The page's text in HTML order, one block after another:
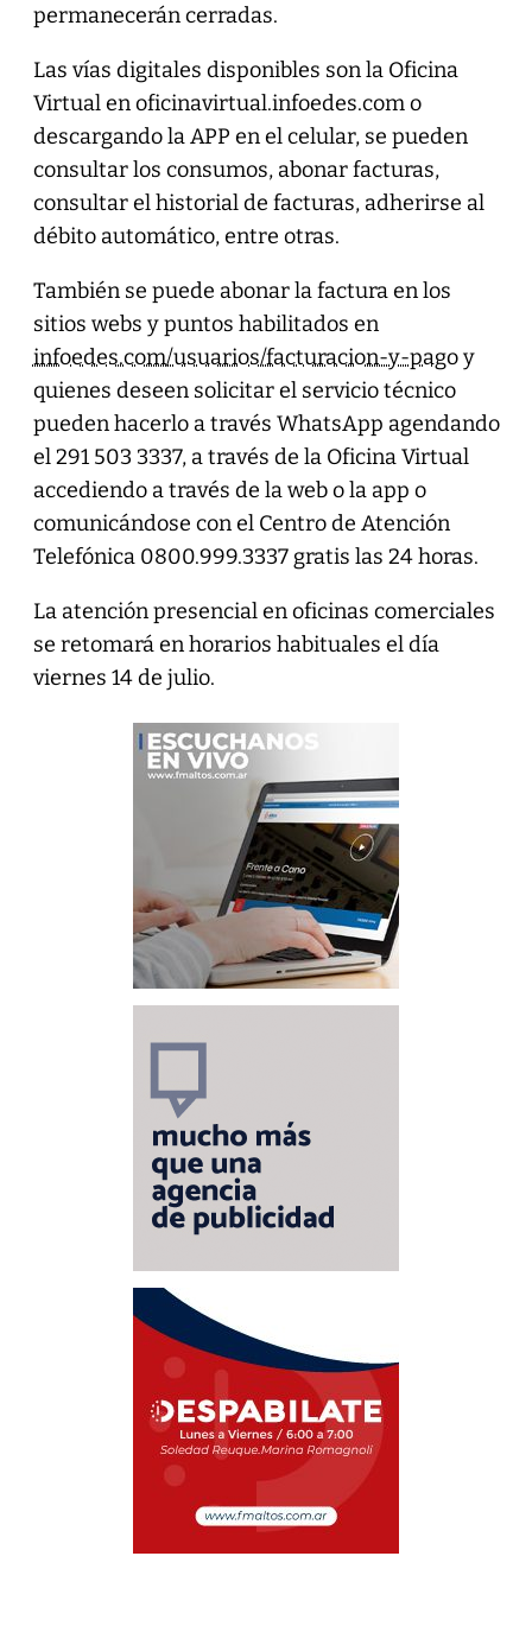
permanecerán cerradas.
Las vías digitales disponibles son la Oficina
Virtual en oficinavirtual.infoedes.com o
descargando la APP en el celular, se pueden
consultar los consumos, abonar facturas,
consultar el historial de facturas, adherirse al
débito automático, entre otras.
También se puede abonar la factura en los
sitios webs y puntos habilitados en
infoedes.com/usuarios/facturacion-y-pagoy
quienes deseen solicitar el servicio técnico
pueden hacerlo a través WhatsApp agendando
el 291 503 3337, a través de la Oficina Virtual
accediendo a través de la web o la app o
comunicándose con el Centro de Atención
Telefónica 0800.999.3337 gratis las 24 horas.
La atención presencial en oficinas comerciales
se retomará en horarios habituales el día
viernes 14 de julio.